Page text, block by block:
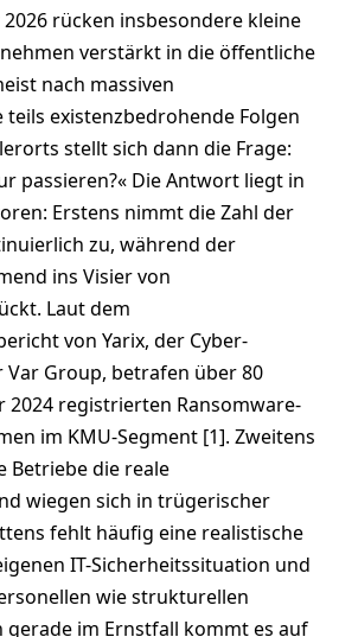
rücken insbesondere kleine
verstärkt in die öffentliche
nach massiven
teils existenzbedrohende Folgen
stellt sich dann die Frage:
passieren?« Die Antwort liegt in
Erstens nimmt die Zahl der
zu, während der
ins Visier von
Laut dem
von Yarix, der Cyber-
Var Group, betrafen über 80
2024 registrierten Ransomware-
im KMU-Segment [1]. Zweitens
Betriebe die reale
wiegen sich in trügerischer
fehlt häufig eine realistische
IT-Sicherheitssituation und
wie strukturellen
gerade im Ernstfall kommt es auf